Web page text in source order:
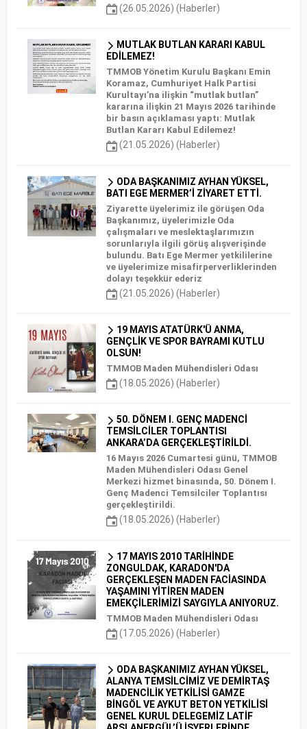
(26.05.2026) (Haberler)
MUTLAK BUTLAN KARARI KABUL
EDİLEMEZ!
TMMOB Yönetim Kurulu Başkanı Emin
Koramaz, Cumhuriyet Halk Partisi
Kurultayı’na ilişkin “mutlak butlan”
kararına ilişkin 21 Mayıs 2026 tarihinde
bir basın açıklaması yaptı: Mutlak
Butlan Kararı Kabul Edilemez!
(21.05.2026) (Haberler)
ODA BAŞKANIMIZ AYHAN YÜKSEL,
BATI EGE MERMER’İ ZİYARET ETTİ.
Ziyarette üyelerimiz ile görüşen Oda
Başkanımız, üyelerimizle Oda
çalışmaları ve meslektaşlarımızın
sorunlarıyla ilgili görüş alışverişinde
bulundu. Batı Ege Mermer yetkililerine
ve üyelerimize misafirperverliklerinden
dolayı teşekkür ederiz
(21.05.2026) (Haberler)
19 MAYIS ATATÜRK'Ü ANMA,
GENÇLİK VE SPOR BAYRAMI KUTLU
OLSUN!
TMMOB Maden Mühendisleri Odası
(18.05.2026) (Haberler)
50. DÖNEM I. GENÇ MADENCİ
TEMSİLCİLER TOPLANTISI
ANKARA’DA GERÇEKLEŞTİRİLDİ.
16 Mayıs 2026 Cumartesi günü, TMMOB
Maden Mühendisleri Odası Genel
Merkezi hizmet binasında, 50. Dönem I.
Genç Madenci Temsilciler Toplantısı
gerçekleştirildi.
(18.05.2026) (Haberler)
17 MAYIS 2010 TARİHİNDE
ZONGULDAK, KARADON'DA
GERÇEKLEŞEN MADEN FACİASINDA
YAŞAMINI YİTİREN MADEN
EMEKÇİLERİMİZİ SAYGIYLA ANIYORUZ.
TMMOB Maden Mühendisleri Odası
(17.05.2026) (Haberler)
ODA BAŞKANIMIZ AYHAN YÜKSEL,
ALANYA TEMSİLCİMİZ VE DEMİRTAŞ
MADENCİLİK YETKİLİSİ GAMZE
BİNGÖL VE AYKUT BETON YETKİLİSİ
GENEL KURUL DELEGEMİZ LATİF